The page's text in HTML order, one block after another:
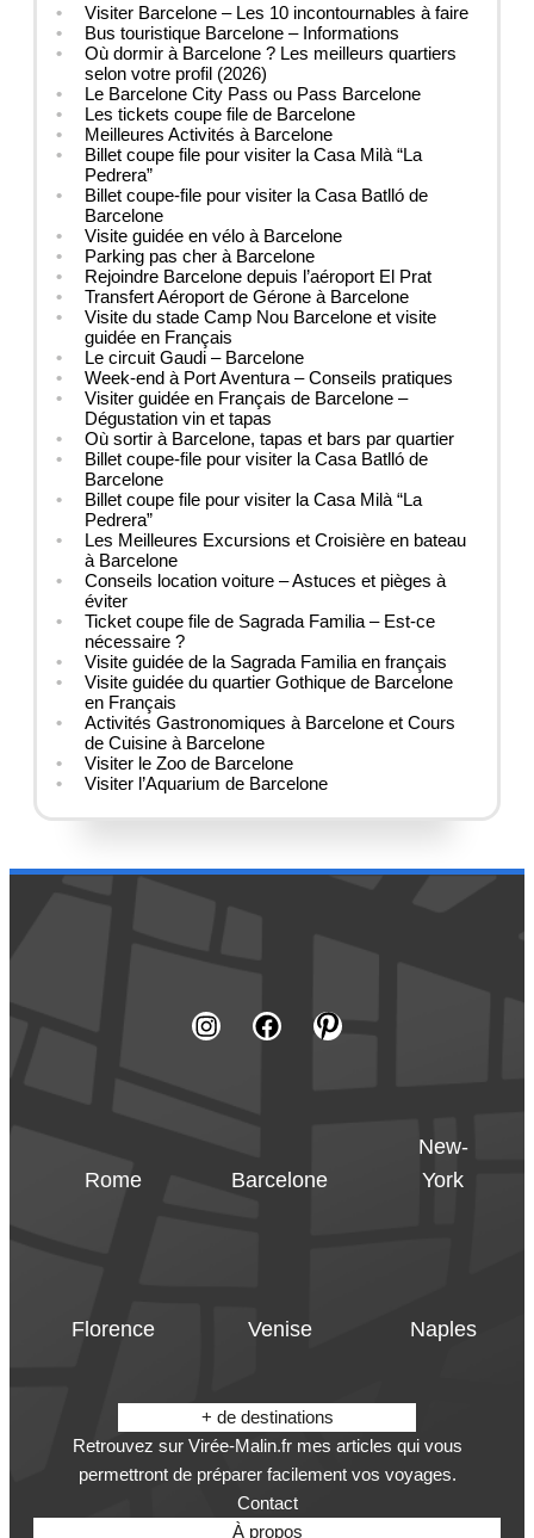
Visiter Barcelone – Les 10 incontournables à faire
Bus touristique Barcelone – Informations
Où dormir à Barcelone ? Les meilleurs quartiers
selon votre profil (2026)
Le Barcelone City Pass ou Pass Barcelone
Les tickets coupe file de Barcelone
Meilleures Activités à Barcelone
Billet coupe file pour visiter la Casa Milà “La
Pedrera”
Billet coupe-file pour visiter la Casa Batlló de
Barcelone
Visite guidée en vélo à Barcelone
Parking pas cher à Barcelone
Rejoindre Barcelone depuis l’aéroport El Prat
Transfert Aéroport de Gérone à Barcelone
Visite du stade Camp Nou Barcelone et visite
guidée en Français
Le circuit Gaudi – Barcelone
Week-end à Port Aventura – Conseils pratiques
Visiter guidée en Français de Barcelone –
Dégustation vin et tapas
Où sortir à Barcelone, tapas et bars par quartier
Billet coupe-file pour visiter la Casa Batlló de
Barcelone
Billet coupe file pour visiter la Casa Milà “La
Pedrera”
Les Meilleures Excursions et Croisière en bateau
à Barcelone
Conseils location voiture – Astuces et pièges à
éviter
Ticket coupe file de Sagrada Familia – Est-ce
nécessaire ?
Visite guidée de la Sagrada Familia en français
Visite guidée du quartier Gothique de Barcelone
en Français
Activités Gastronomiques à Barcelone et Cours
de Cuisine à Barcelone
Visiter le Zoo de Barcelone
Visiter l’Aquarium de Barcelone
Rome Barcelone
New-
York
Florence Venise Naples
+ de destinations
Retrouvez sur Virée-Malin.fr mes articles qui vous
permettront de préparer facilement vos voyages.
Contact
À propos